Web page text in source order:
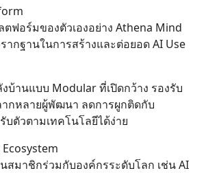
ฟอร์มของตัวเองอย่าง Athena Mind
ากฐานในการสร้างและต่อยอด AI Use
บ้านแบบ Modular ที่เปิดกว้าง รองรับ
กหลายผู้พัฒนา ลดการผูกติดกับ
ตัวตามเทคโนโลยีได้ง่าย
นสมาชิกร่วมกับองค์กรระดับโลก เช่น AI